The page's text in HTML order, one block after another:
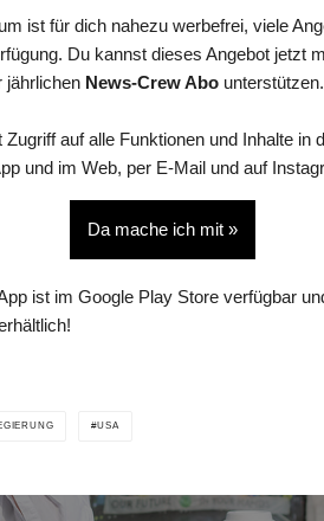
ist für dich nahezu werbefrei, viele
Du kannst dieses Angebot jetzt
jährlichen News-Crew Abo unterstützen.
Zugriff auf alle Funktionen und Inhalte in
und im Web, per E-Mail und auf
Da mache ich mit »
ist im Google Play Store verfügbar
USA